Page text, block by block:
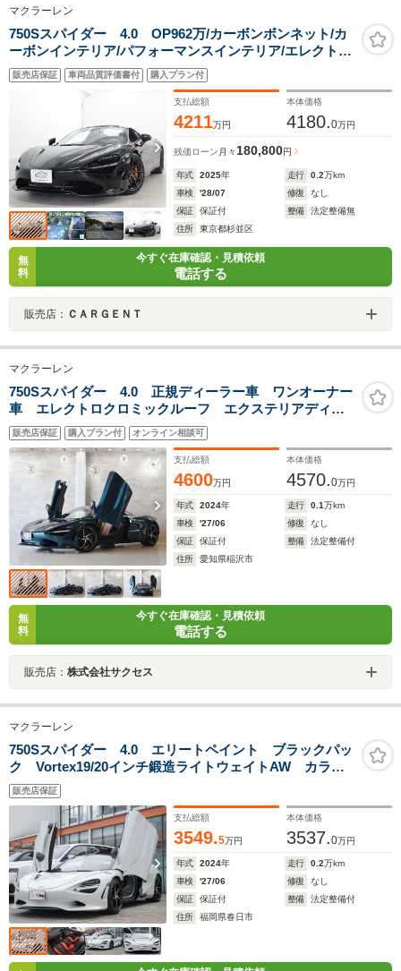
マクラーレン
750Sスパイダー 4.0 OP962万/カーボンボンネット/カ
ーボンインテリア/パフォーマンスインテリア/エレクトロ
クロミックルーフ/カーボンフェンダールーバー/カーボン
エアブレーキ/電動コンフォートシート/カラーキャリパ
ー/B&Wオーディオ
販売店保証 車両品質評価書付 購入プラン付
支払総額
4211万円
本体価格
4180.0万円
残価ローン 月々 180,800円
年式 2025年 走行 0.2万km
車検
'28/07 修復
なし
保証
保証付 整備
法定整備無
住所
東京都杉並区
無
料
今すぐ在庫確認・見積依頼
電話する
販売店： ＣＡＲＧＥＮＴ
マクラーレン
750Sスパイダー 4.0 正規ディーラー車 ワンオーナー
車 エレクトロクロミックルーフ エクステリアディテ
イルカーボンファイバー エリートペイント ヴォルテ
ックス5ツインスポークウルトラライトウエイト鍛造ホイ
ール 電動シート
販売店保証 購入プラン付 オンライン相談可
支払総額
4600万円
本体価格
4570.0万円
年式 2024年 走行 0.1万km
車検
'27/06 修復
なし
保証
保証付 整備
法定整備付
住所
愛知県稲沢市
無
料
今すぐ在庫確認・見積依頼
電話する
販売店： 株式会社サクセス
マクラーレン
750Sスパイダー 4.0 エリートペイント ブラックパッ
ク Vortex19/20インチ鍛造ライトウェイトAW カラー
ドキャリパー フロントフェンダールーバー パフォー
マンスインテリア Bowers&Wilkins コンフォートパワ
ーシート
販売店保証
支払総額
3549.5万円
本体価格
3537.0万円
年式 2024年 走行 0.2万km
車検
'27/06 修復
なし
保証
保証付 整備
法定整備付
住所
福岡県春日市